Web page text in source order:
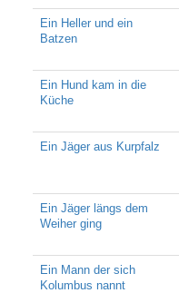
Ein Heller und ein
Batzen
Ein Hund kam in die
Küche
Ein Jäger aus Kurpfalz
Ein Jäger längs dem
Weiher ging
Ein Mann der sich
Kolumbus nannt